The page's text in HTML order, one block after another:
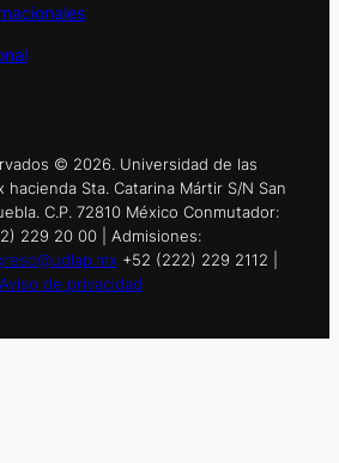
© 2026. Universidad de las
hacienda Sta. Catarina Mártir S/N San
C.P. 72810 México Conmutador:
229 20 00 | Admisiones:
+52 (222) 229 2112 |
Aviso de privacidad